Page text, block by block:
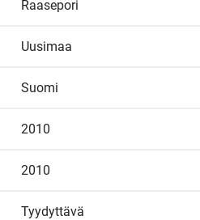
Raasepori
Uusimaa
Suomi
2010
2010
Tyydyttävä